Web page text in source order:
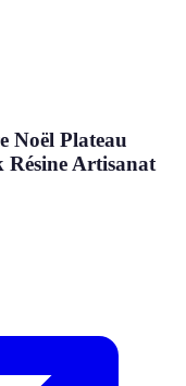
Noël Plateau
Résine Artisanat